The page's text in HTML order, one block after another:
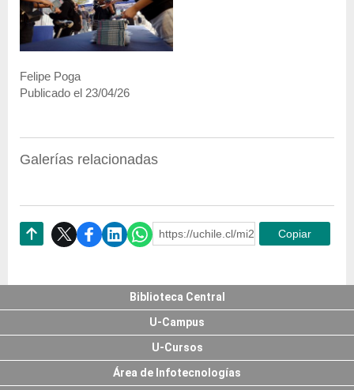
Galerías relacionadas
Felipe Poga
Publicado el 23/04/26
https://uchile.cl/mi239344Copiar
Biblioteca Central
U-Campus
U-Cursos
Área de Infotecnologías